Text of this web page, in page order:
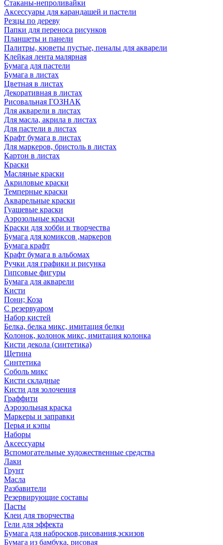
Стаканы-непроливайки
Аксессуары для карандашей и пастели
Резцы по дереву
Папки для переноса рисунков
Планшеты и панели
Палитры, кюветы пустые, пеналы для акварели
Клейкая лента малярная
Бумага для пастели
Бумага в листах
Цветная в листах
Декоративная в листах
Рисовальная ГОЗНАК
Для акварели в листах
Для масла, акрила в листах
Для пастели в листах
Крафт бумага в листах
Для маркеров, бристоль в листах
Картон в листах
Краски
Масляные краски
Акриловые краски
Темперные краски
Акварельные краски
Гуашевые краски
Аэрозольные краски
Краски для хобби и творчества
Бумага для комиксов ,маркеров
Бумага крафт
Крафт бумага в альбомах
Ручки для графики и рисунка
Гипсовые фигуры
Бумага для акварели
Кисти
Пони; Коза
С резервуаром
Набор кистей
Белка, белка микс, имитация белки
Колонок, колонок микс, имитация колонка
Кисти декола (синтетика)
Щетина
Синтетика
Соболь микс
Кисти складные
Кисти для золочения
Граффити
Аэрозольная краска
Маркеры и заправки
Перья и кэпы
Наборы
Аксессуары
Вспомогательные художественные средства
Лаки
Грунт
Масла
Разбавители
Резервирующие составы
Пасты
Клеи для творчества
Гели для эффекта
Бумага для набросков,рисования,эскизов
Бумага из бамбука, рисовая